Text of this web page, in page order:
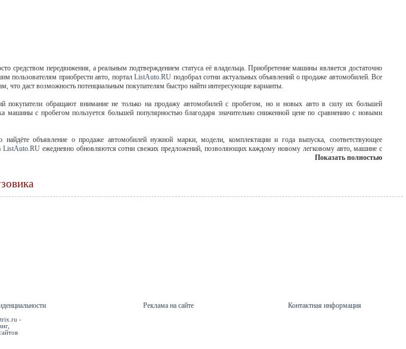
средством передвижения, а реальным подтверждением статуса её владельца. Приобретение машины является достаточно
пользователям приобрести авто, порталListAuto.RU подобрал сотни актуальных объявлений о продаже автомобилей. Все
что даст возможность потенциальным покупателям быстро найти интересующие варианты.
покупатели обращают внимание не только на продажу автомобилей с пробегом, но и новых авто в силу их большей
машины с пробегом пользуется большей популярностью благодаря значительно сниженной цене по сравнению с новыми
объявление о продаже автомобилей нужной марки, модели, комплектации и года выпуска, соответствующее
ListAuto.RU ежедневно обновляются сотни свежих предложений, позволяющих каждому новому легковому авто, машине с
Показать полностью
Реклама на сайте Контактная информация